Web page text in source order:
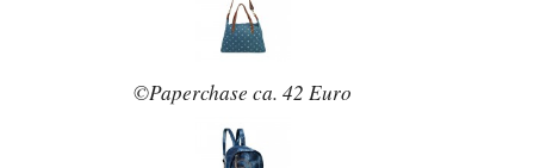
©Paperchase ca. 42 Euro